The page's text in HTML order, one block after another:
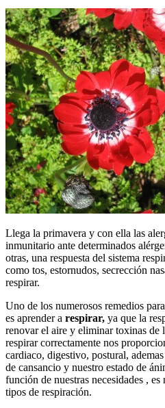
Llega la primavera y con ella las
inmunitario ante determinados
otras, una respuesta del sistema
como tos, estornudos, secrección
respirar.
Uno de los numerosos remedios
es aprender a respirar, ya que la
renovar el aire y eliminar toxinas de
respirar correctamente nos
cardiaco, digestivo, postural,
de cansancio y nuestro estado de
función de nuestras necesidades ,
tipos de respiración.